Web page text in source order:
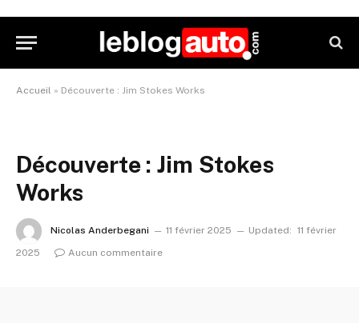
Accueil » Découverte : Jim Stokes Works
Découverte : Jim Stokes
Works
Nicolas Anderbegani 11 février 2025 Updated: 11 février
2025
Aucun commentaire